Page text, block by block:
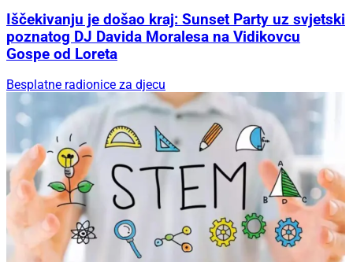
Iščekivanju je došao kraj: Sunset Party uz svjetski
poznatog DJ Davida Moralesa na Vidikovcu
Gospe od Loreta
Besplatne radionice za djecu